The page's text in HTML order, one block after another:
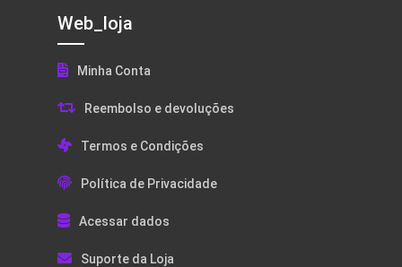
Web_loja
Minha Conta
Reembolso e devoluções
Termos e Condições
Política de Privacidade
Acessar dados
Suporte da Loja